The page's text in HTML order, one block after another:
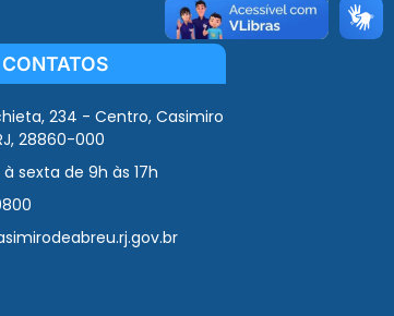
CONTATOS
234 - Centro, Casimiro
28860-000
sexta de 9h às 17h